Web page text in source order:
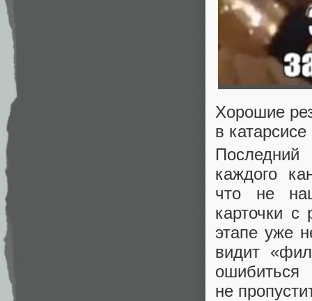
Хорошие
в катарсисе
каждого
что не
карточки
этапе уже
видит
не